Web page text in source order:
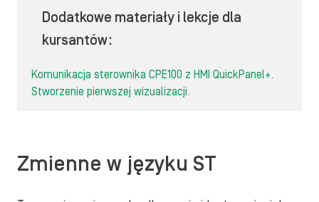
Dodatkowe materiały i lekcje dla
kursantów:
Komunikacja sterownika CPE100 z HMI QuickPanel+.
Stworzenie pierwszej wizualizacji.
Zmienne w języku ST